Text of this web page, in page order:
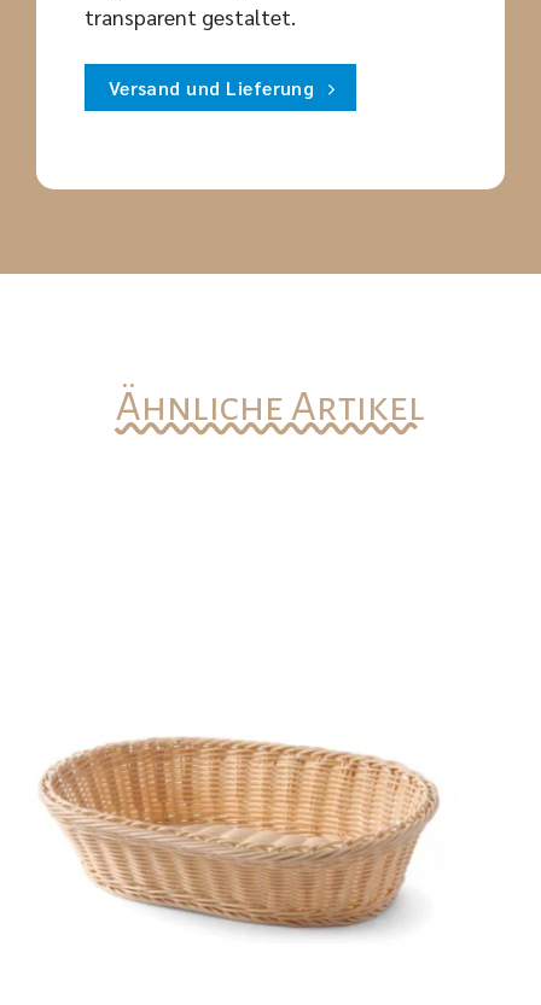
transparent gestaltet.
Versand und Lieferung
Ähnliche Artikel